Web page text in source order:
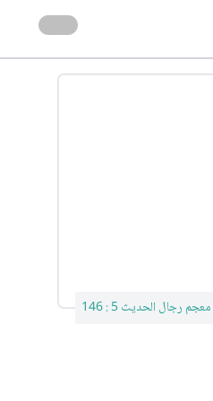
معجم رجال الحديث 5 : 146